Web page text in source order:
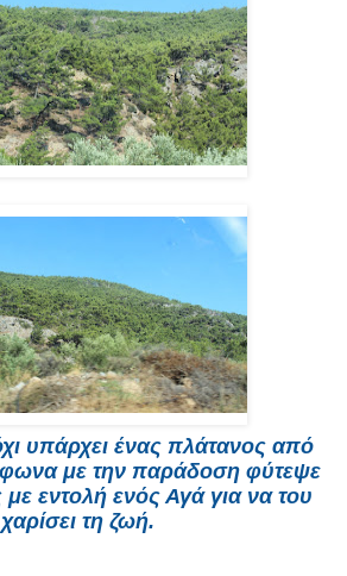
υπάρχει ένας πλάτανος από
με την παράδοση φύτεψε
με εντολή ενός Αγά για να του
χαρίσει τη ζωή.